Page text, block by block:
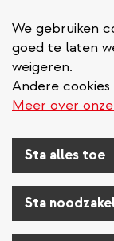
We gebruiken
goed te laten
weigeren.
Andere
Meer over
Sta alles toe
Sta